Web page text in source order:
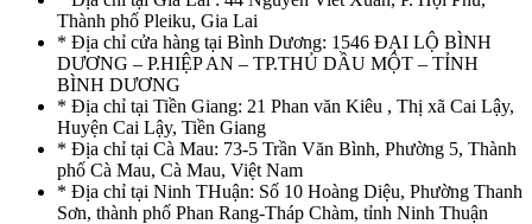
Thành phố Pleiku, Gia Lai
* Địa chỉ cửa hàng tại Bình Dương: 1546 ĐẠI LỘ BÌNH
DƯƠNG – P.HIỆP AN – TP.THỦ DẦU MỘT – TỈNH
BÌNH DƯƠNG
* Địa chỉ tại Tiền Giang: 21 Phan văn Kiêu , Thị xã Cai Lậy,
Huyện Cai Lậy, Tiền Giang
* Địa chỉ tại Cà Mau: 73-5 Trần Văn Bình, Phường 5, Thành
phố Cà Mau, Cà Mau, Việt Nam
* Địa chỉ tại Ninh THuận: Số 10 Hoàng Diệu, Phường Thanh
Sơn, thành phố Phan Rang-Tháp Chàm, tỉnh Ninh Thuận